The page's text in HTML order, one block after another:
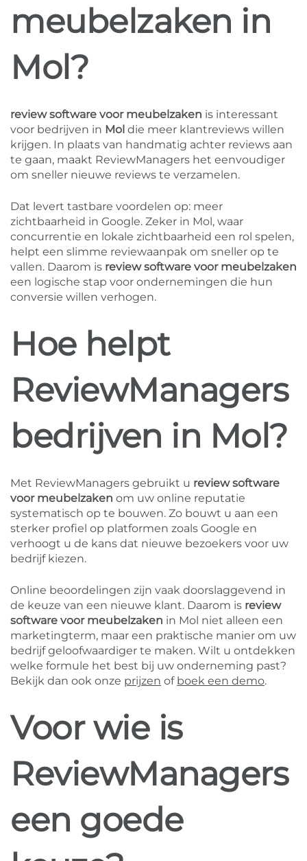
meubelzaken in
Mol?
review software voor meubelzaken is interessant
voor bedrijven in Mol die meer klantreviews willen
krijgen. In plaats van handmatig achter reviews aan
te gaan, maakt ReviewManagers het eenvoudiger
om sneller nieuwe reviews te verzamelen.
Dat levert tastbare voordelen op: meer
zichtbaarheid in Google. Zeker in Mol, waar
concurrentie en lokale zichtbaarheid een rol spelen,
helpt een slimme reviewaanpak om sneller op te
vallen. Daarom is review software voor meubelzaken
een logische stap voor ondernemingen die hun
conversie willen verhogen.
Hoe helpt
ReviewManagers
bedrijven in Mol?
Met ReviewManagers gebruikt u review software
voor meubelzaken om uw online reputatie
systematisch op te bouwen. Zo bouwt u aan een
sterker profiel op platformen zoals Google en
verhoogt u de kans dat nieuwe bezoekers voor uw
bedrijf kiezen.
Online beoordelingen zijn vaak doorslaggevend in
de keuze van een nieuwe klant. Daarom is review
software voor meubelzaken in Mol niet alleen een
marketingterm, maar een praktische manier om uw
bedrijf geloofwaardiger te maken. Wilt u ontdekken
welke formule het best bij uw onderneming past?
Bekijk dan ook onze prijzen of boek een demo.
Voor wie is
ReviewManagers
een goede